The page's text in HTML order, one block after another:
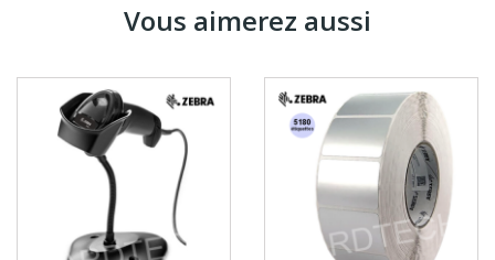
Vous aimerez aussi